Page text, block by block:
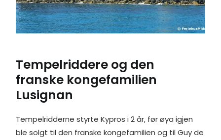
Tempelriddere og den
franske kongefamilien
Lusignan
Tempelridderne styrte Kypros i 2 år, før øya igjen
ble solgt til den franske kongefamilien og til Guy de